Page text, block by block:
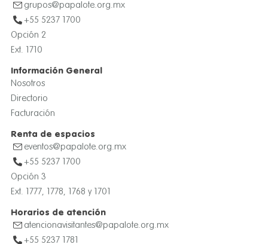
grupos@papalote.org.mx
+55 5237 1700
Opción 2
Ext. 1710
Información General
Nosotros
Directorio
Facturación
Renta de espacios
eventos@papalote.org.mx
+55 5237 1700
Opción 3
Ext. 1777, 1778, 1768 y 1701
Horarios de atención
atencionavisitantes@papalote.org.mx
+55 5237 1781